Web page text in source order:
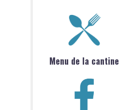
Menu de la cantine